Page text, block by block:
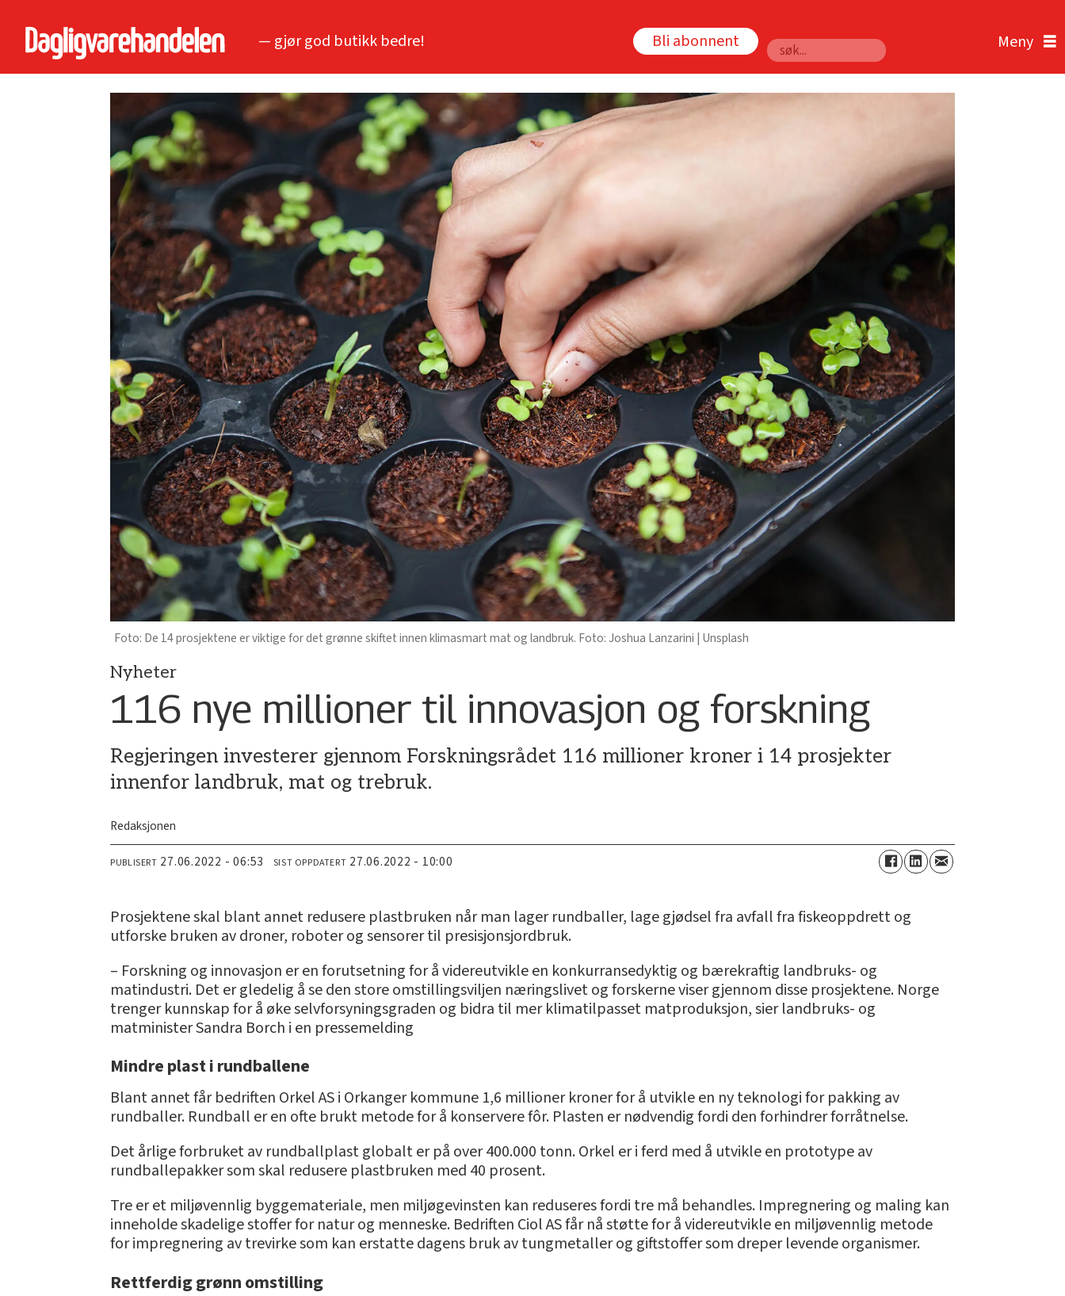
— gjør god butikk bedre! Bli abonnent
Søk
De 14 prosjektene er viktige for det grønne skiftet innen klimasmart mat og landbruk. Foto: Joshua Lanzarini | Unsplash
Nyheter
116 nye millioner til innovasjon og forskning
Regjeringen investerer gjennom Forskningsrådet 116 millioner kroner i 14 prosjekter
innenfor landbruk, mat og trebruk.
Redaksjonen
PUBLISERT 27.06.2022 - 06:53 SIST OPPDATERT 27.06.2022 - 10:00
­Prosjektene skal blant annet redusere plastbruken når man lager rundballer, lage gjødsel fra avfall fra fiskeoppdrett og
utforske bruken av droner, roboter og sensorer til presisjonsjordbruk.
– Forskning og innovasjon er en forutsetning for å videreutvikle en konkurransedyktig og bærekraftig landbruks- og
matindustri. Det er gledelig å se den store omstillingsviljen næringslivet og forskerne viser gjennom disse prosjektene. Norge
trenger kunnskap for å øke selvforsyningsgraden og bidra til mer klimatilpasset matproduksjon, sier landbruks- og
matminister Sandra Borch i en pressemelding
Mindre plast i rundballene
Blant annet får bedriften Orkel AS i Orkanger kommune 1,6 millioner kroner for å utvikle en ny teknologi for pakking av
rundballer. Rundball er en ofte brukt metode for å konservere fôr. Plasten er nødvendig fordi den forhindrer forråtnelse.
Det årlige forbruket av rundballplast globalt er på over 400.000 tonn. Orkel er i ferd med å utvikle en prototype av
rundballepakker som skal redusere plastbruken med 40 prosent.
Tre er et miljøvennlig byggemateriale, men miljøgevinsten kan reduseres fordi tre må behandles. Impregnering og maling kan
inneholde skadelige stoffer for natur og menneske. Bedriften Ciol AS får nå støtte for å videreutvikle en miljøvennlig metode
for impregnering av trevirke som kan erstatte dagens bruk av tungmetaller og giftstoffer som dreper levende organismer.
Rettferdig grønn omstilling